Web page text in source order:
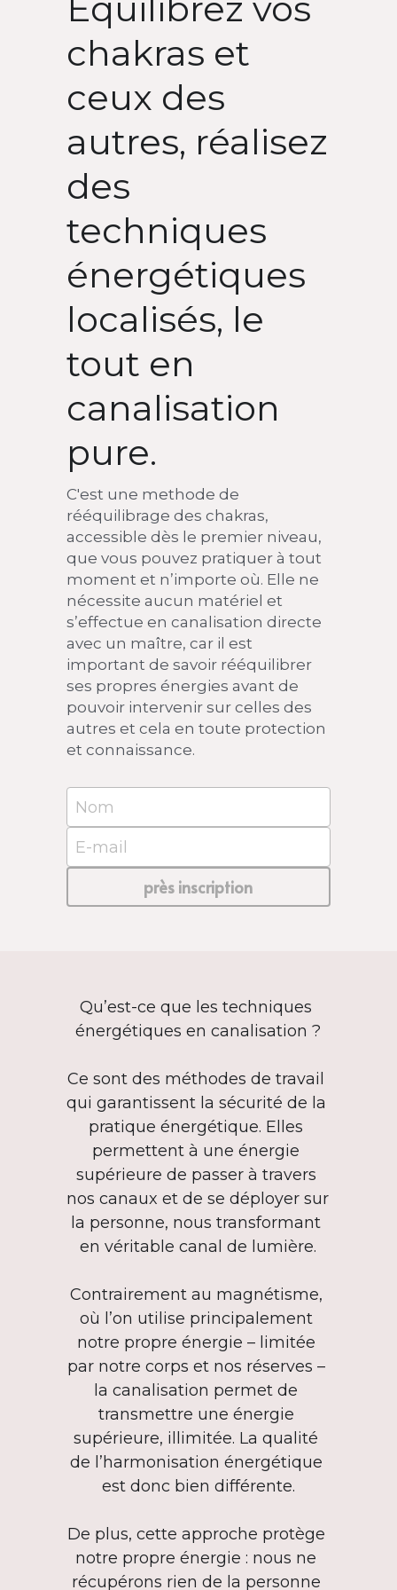
Premier pas
chakras et
ceux des
autres, réalisez
des
techniques
énergétiques
localisés, le
tout en
canalisation
pure.
C'est une methode de
rééquilibrage des chakras,
accessible dès le premier niveau,
que vous pouvez pratiquer à tout
moment et n’importe où. Elle ne
nécessite aucun matériel et
s’effectue en canalisation directe
avec un maître, car il est
important de savoir rééquilibrer
ses propres énergies avant de
pouvoir intervenir sur celles des
autres et cela en toute protection
et connaissance.
Nom
E-mail
près inscription
Qu’est-ce que les techniques
énergétiques en canalisation ?
Ce sont des méthodes de travail
qui garantissent la sécurité de la
pratique énergétique. Elles
permettent à une énergie
supérieure de passer à travers
nos canaux et de se déployer sur
la personne, nous transformant
en véritable canal de lumière.
Contrairement au magnétisme,
où l’on utilise principalement
notre propre énergie – limitée
par notre corps et nos réserves –
la canalisation permet de
transmettre une énergie
supérieure, illimitée. La qualité
de l’harmonisation énergétique
est donc bien différente.
De plus, cette approche protège
notre propre énergie : nous ne
récupérons rien de la personne